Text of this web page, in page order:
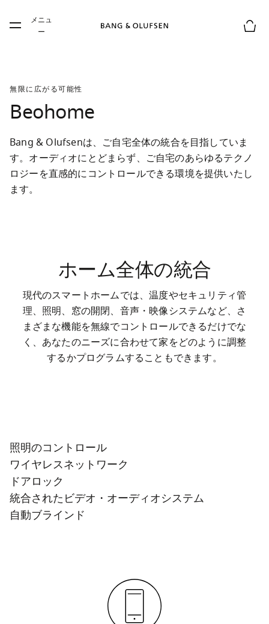
Skip to main footer
メニュ
ー
無限に広がる可能性
Beohome
Bang & Olufsenは、ご自宅全体の統合を目指していま
す。オーディオにとどまらず、ご自宅のあらゆるテクノ
ロジーを直感的にコントロールできる環境を提供いたし
ます。
ホーム全体の統合
現代のスマートホームでは、温度やセキュリティ管
理、照明、窓の開閉、音声・映像システムなど、さ
まざまな機能を無線でコントロールできるだけでな
く、あなたのニーズに合わせて家をどのように調整
するかプログラムすることもできます。
照明のコントロール
ワイヤレスネットワーク
ドアロック
統合されたビデオ・オーディオシステム
自動ブラインド